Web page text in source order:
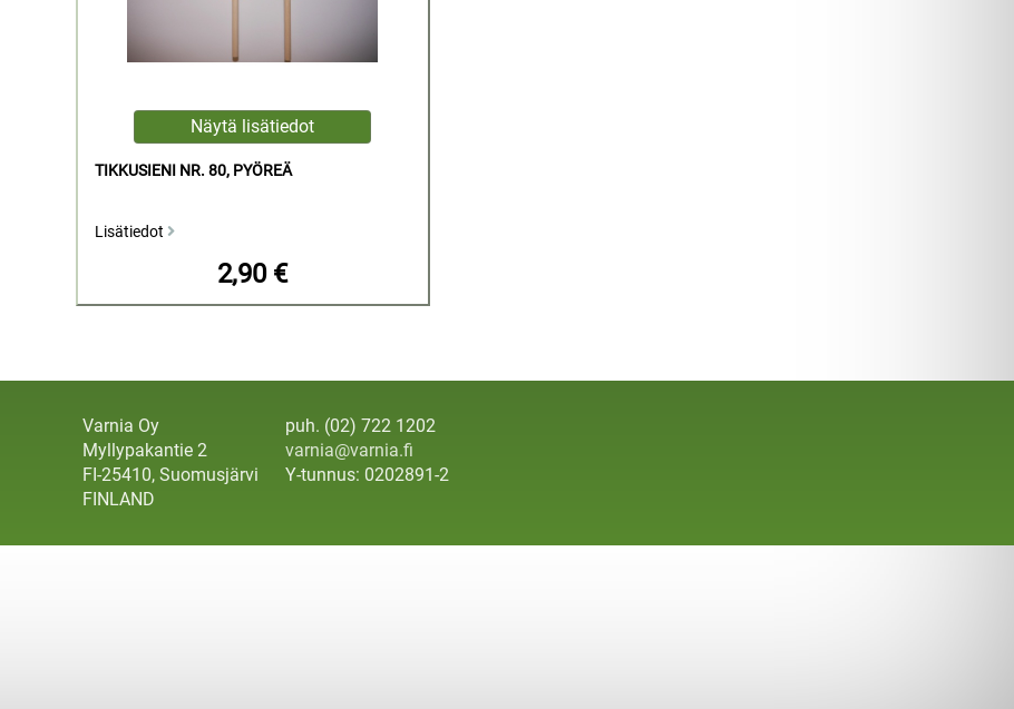
TIKKUSIENI NR. 80, PYÖREÄ
Lisätiedot
2,90 €
Varnia Oy
Myllypakantie 2
FI-25410, Suomusjärvi
FINLAND
puh. (02) 722 1202
varnia@varnia.fi
Y-tunnus: 0202891-2